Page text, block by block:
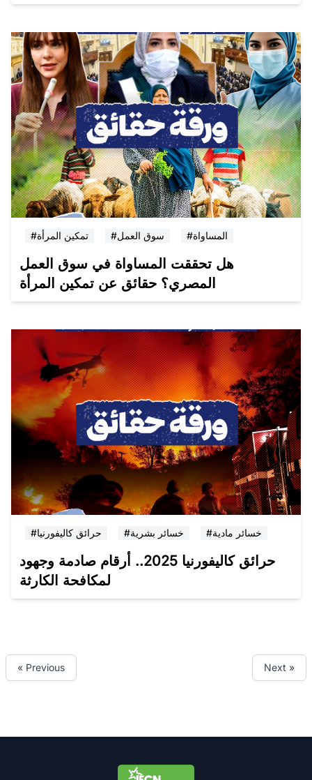
#تمكين المرأة #سوق العمل #المساواة
هل تحققت المساواة في سوق العمل
المصري؟ حقائق عن تمكين المرأة
#حرائق كاليفورنيا #خسائر بشرية #خسائر مادية
حرائق كاليفورنيا 2025.. أرقام صادمة وجهود
لمكافحة الكارثة
« Previous Next »